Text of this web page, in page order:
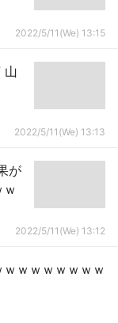
2022/5/11(We) 13:15
山
2022/5/11(We) 13:13
が
2022/5/11(We) 13:12
ｗｗｗｗｗｗｗ